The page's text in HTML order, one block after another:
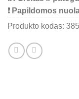
❗ Papildomos
Produkto kodas: